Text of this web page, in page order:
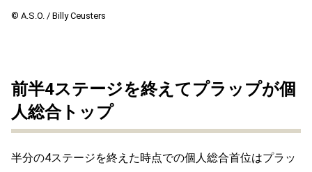
© A.S.O. / Billy Ceusters
前半4ステージを終えてプラップが個
人総合トップ
半分の4ステージを終えた時点での個人総合首位はプラッ